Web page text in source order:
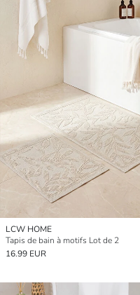
LCW HOME
Tapis de bain à motifs Lot de 2
16.99 EUR